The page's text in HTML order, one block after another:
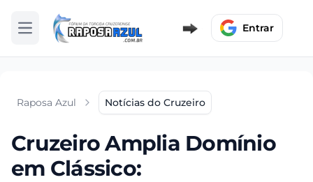
Abrir menu Entrar
Raposa Azul Notícias do Cruzeiro
Cruzeiro Amplia Domínio
em Clássico: